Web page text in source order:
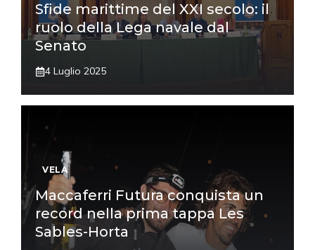
Sfide marittime del XXI secolo: il
ruolo della Lega navale dal
Senato
4 Luglio 2025
VELA
Maccaferri Futura conquista un
record nella prima tappa Les
Sables-Horta